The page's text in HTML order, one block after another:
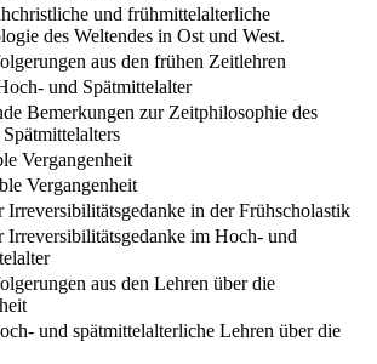
und frühmittelalterliche
des Weltendes in Ost und West.
aus den frühen Zeitlehren
und Spätmittelalter
Bemerkungen zur Zeitphilosophie des
Vergangenheit
Vergangenheit
Irreversibilitätsgedanke in der Frühscholastik
Irreversibilitätsgedanke im Hoch- und
aus den Lehren über die
und spätmittelalterliche Lehren über die